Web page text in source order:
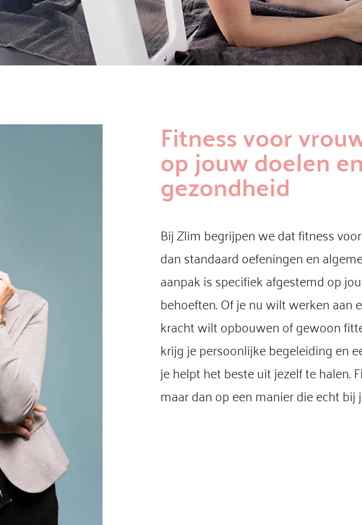
Fitness voor
op jouw doelen en
gezondheid
Bij Zlim begrijpen we dat fitness
dan standaard oefeningen en
aanpak is specifiek afgestemd op
behoeften. Of je nu wilt werken aan
kracht wilt opbouwen of gewoon
krijg je persoonlijke begeleiding en
je helpt het beste uit jezelf te halen.
maar dan op een manier die echt bij